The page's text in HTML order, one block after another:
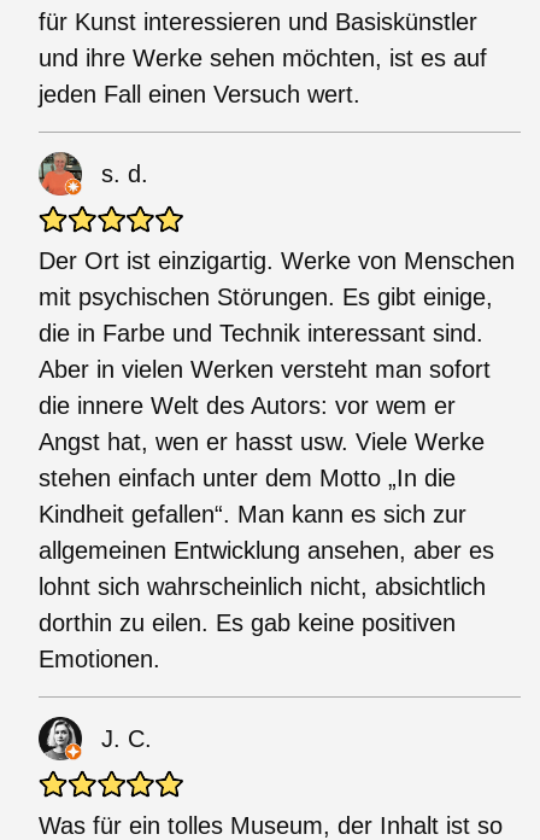
für Kunst interessieren und Basiskünstler
und ihre Werke sehen möchten, ist es auf
jeden Fall einen Versuch wert.
s. d.
Der Ort ist einzigartig. Werke von Menschen
mit psychischen Störungen. Es gibt einige,
die in Farbe und Technik interessant sind.
Aber in vielen Werken versteht man sofort
die innere Welt des Autors: vor wem er
Angst hat, wen er hasst usw. Viele Werke
stehen einfach unter dem Motto „In die
Kindheit gefallen“. Man kann es sich zur
allgemeinen Entwicklung ansehen, aber es
lohnt sich wahrscheinlich nicht, absichtlich
dorthin zu eilen. Es gab keine positiven
Emotionen.
J. C.
Was für ein tolles Museum, der Inhalt ist so